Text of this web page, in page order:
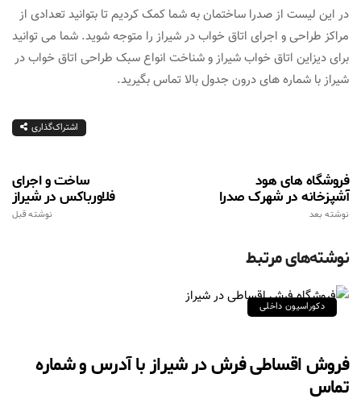
در این لیست از صدرا ساختمان به شما کمک کردیم تا بتوانید تعدادی از
مراکز طراحی و اجرای اتاق خواب در شیراز را متوجه شوید. شما می توانید
برای دیزاین اتاق خواب شیراز و شناخت انواع سبک طراحی اتاق خواب در
شیراز با شماره های درون جدول بالا تماس بگیرید.
اشتراک‌گذاری
ساخت و اجرای
فلاورباکس در شیراز
نوشته قبل
فروشگاه های هود
آشپزخانه در شهرک صدرا
نوشته بعد
نوشته‌های مرتبط
دکوراسیون داخلی
فروش اقساطی فرش در شیراز با آدرس و شماره
تماس